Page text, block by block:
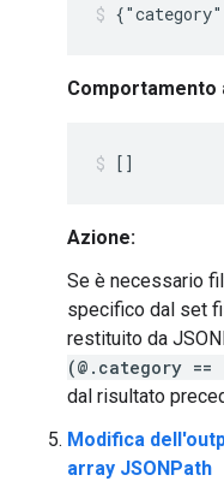
Comportamento
Azione:
Se è necessario
specifico dal set
restituito da
(@.category
dal risultato
Modifica
array JSONPath